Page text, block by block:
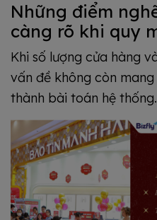
Những điểm
càng rõ khi quy
Khi số lượng cửa hàng
vấn đề không còn
thành bài toán hệ thống.